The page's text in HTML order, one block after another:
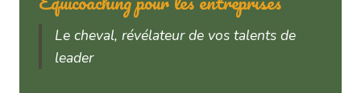
Le cheval, révélateur de vos talents de
leader